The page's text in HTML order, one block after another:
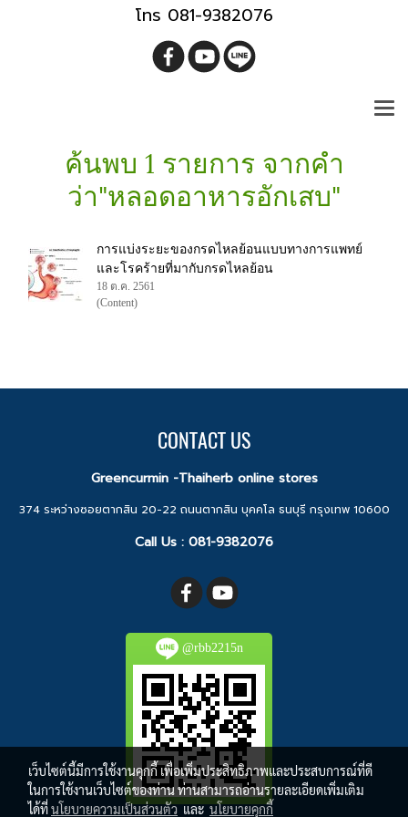
โทร 081-9382076
ค้นพบ 1 รายการ จากคำ
ว่า"หลอดอาหารอักเสบ"
การแบ่งระยะของกรดไหลย้อนแบบทางการแพทย์
และโรคร้ายที่มากับกรดไหลย้อน
18 ต.ค. 2561
(Content)
CONTACT US
Greencurmin -Thaiherb online stores
374 ระหว่างซอยตากสิน 20-22 ถนนตากสิน บุคคโล ธนบุรี กรุงเทพ 10600
Call Us : 081-9382076
@rbb2215n
เว็บไซต์นี้มีการใช้งานคุกกี้ เพื่อเพิ่มประสิทธิภาพและประสบการณ์ที่ดี
ในการใช้งานเว็บไซต์ของท่าน ท่านสามารถอ่านรายละเอียดเพิ่มเติม
ได้ที่นโยบายความเป็นส่วนตัวและนโยบายคุกกี้